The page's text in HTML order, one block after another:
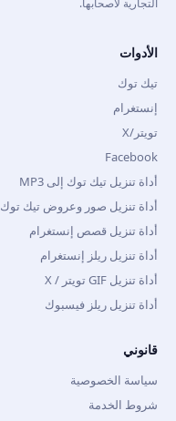
التجارية لأصحابها.
الأدوات
تيك توك
إنستغرام
تويتر/X
Facebook
أداة تنزيل تيك توك إلى MP3
أداة تنزيل صور وعروض تيك توك
أداة تنزيل قصص إنستغرام
أداة تنزيل ريلز إنستغرام
أداة تنزيل GIF تويتر / X
أداة تنزيل ريلز فيسبوك
قانوني
سياسة الخصوصية
شروط الخدمة